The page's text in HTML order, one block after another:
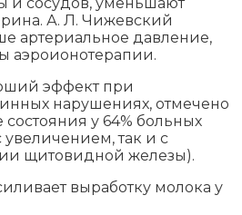
А. Л. Чижевский
артериальное давление,
аэроионотерапии.
эффект при
нарушениях, отмечено
у 64% больных
так и с
щитовидной железы).
выработку молока у